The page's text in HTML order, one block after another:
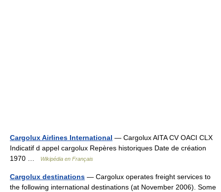
Cargolux Airlines International — Cargolux AITA CV OACI CLX
Indicatif d appel cargolux Repères historiques Date de création
1970 …
Wikipédia en Français
Cargolux destinations — Cargolux operates freight services to
the following international destinations (at November 2006). Some